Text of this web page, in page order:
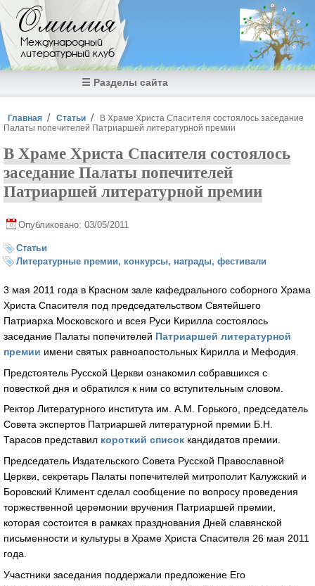
Перейти к основному содержанию
Омилия
Международный
литературный клуб
☰ Разделы сайта
Вы здесь
Главная Статьи
В Храме Христа Спасителя состоялось заседание
Палаты попечителей Патриаршей литературной премии
В Храме Христа Спасителя состоялось
заседание Палаты попечителей
Патриаршей литературной премии
Опубликовано: 03/05/2011
Статьи
Литературные премии, конкурсы, награды, фестивали
3 мая 2011 года в Красном зале кафедрального соборного Храма
Христа Спасителя под председательством Святейшего
Патриарха Московского и всея Руси Кирилла состоялось
заседание Палаты попечителей Патриаршей литературной
премии имени святых равноапостольных Кирилла и Мефодия.
Предстоятель Русской Церкви ознакомил собравшихся с
повесткой дня и обратился к ним со вступительным словом.
Ректор Литературного института им. А.М. Горького, председатель
Совета экспертов Патриаршей литературной премии Б.Н.
Тарасов представил короткий список кандидатов премии.
Председатель Издательского Совета Русской Православной
Церкви, секретарь Палаты попечителей митрополит Калужский и
Боровский Климент сделал сообщение по вопросу проведения
торжественной церемонии вручения Патриаршей премии,
которая состоится в рамках празднования Дней славянской
письменности и культуры в Храме Христа Спасителя 26 мая 2011
года.
Участники заседания поддержали предложение Его